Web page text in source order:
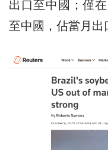
出口至中國；僅
至中國，佔當月出